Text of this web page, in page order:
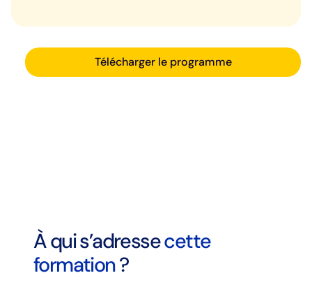
Télécharger le programme
À qui s’adressecette
formation?